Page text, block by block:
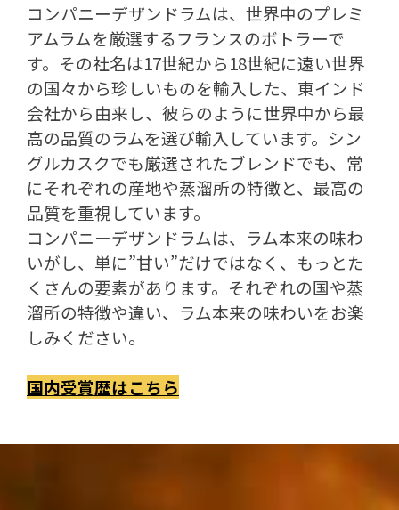
コンパニーデザンドラムは、世界中のプレミ
アムラムを厳選するフランスのボトラーで
す。その社名は17世紀から18世紀に遠い世界
の国々から珍しいものを輸入した、東インド
会社から由来し、彼らのように世界中から最
高の品質のラムを選び輸入しています。シン
グルカスクでも厳選されたブレンドでも、常
にそれぞれの産地や蒸溜所の特徴と、最高の
品質を重視しています。
コンパニーデザンドラムは、ラム本来の味わ
いがし、単に”甘い”だけではなく、もっとた
くさんの要素があります。それぞれの国や蒸
溜所の特徴や違い、ラム本来の味わいをお楽
しみください。
国内受賞歴はこちら